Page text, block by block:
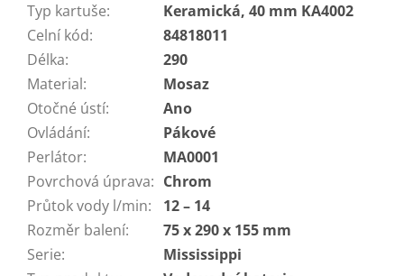
Typ kartuše:
Keramická, 40 mm KA4002
Celní kód:
84818011
Délka:
290
Material:
Mosaz
Otočné ústí:
Ano
Ovládání:
Pákové
Perlátor:
MA0001
Povrchová úprava: Chrom
Průtok vody l/min:
12 – 14
Rozměr balení:
75 x 290 x 155 mm
Serie:
Mississippi